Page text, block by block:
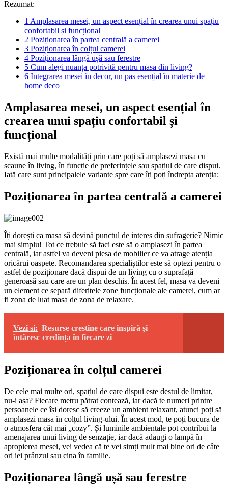
Rezumat:
1 Amplasarea mesei, un aspect esențial în crearea unui spațiu
confortabil și funcțional
2 Poziționarea în partea centrală a camerei
3 Poziționarea în colțul camerei
4 Poziționarea lângă ușă sau ferestre
5 Cum alegi nuanța potrivită pentru masa din living?
6 Integrarea mesei în decor, un pas esențial în materie de
home deco
Amplasarea mesei, un aspect esențial în
crearea unui spațiu confortabil și
funcțional
Există mai multe modalități prin care poți să amplasezi masa cu
scaune în living, în funcție de preferințele sau spațiul de care dispui.
Iată care sunt principalele variante spre care îți poți îndrepta atenția:
Poziționarea în partea centrală a camerei
Îți dorești ca masa să devină punctul de interes din sufragerie? Nimic
mai simplu! Tot ce trebuie să faci este să o amplasezi în partea
centrală, iar astfel va deveni piesa de mobilier ce va atrage atenția
oricărui oaspete. Recomandarea specialiștilor este să optezi pentru o
astfel de poziționare dacă dispui de un living cu o suprafață
generoasă sau care are un plan deschis. În acest fel, masa va deveni
un element ce separă diferitele zone funcționale ale camerei, cum ar
fi zona de luat masa de zona de relaxare.
Vezi si: Resurse crestine care inspiră și
întăresc credința în fiecare zi
Poziționarea în colțul camerei
De cele mai multe ori, spațiul de care dispui este destul de limitat,
nu-i așa? Fiecare metru pătrat contează, iar dacă te numeri printre
persoanele ce își doresc să creeze un ambient relaxant, atunci poți să
amplasezi masa în colțul living-ului. În acest mod, te poți bucura de
o atmosfera cât mai „cozy”. Și luminile ambientale pot contribui la
amenajarea unui living de senzație, iar dacă adaugi o lampă în
apropierea mesei, vei vedea că te vei simți mult mai bine ori de câte
ori iei prânzul sau cina în familie.
Poziționarea lângă ușă sau ferestre